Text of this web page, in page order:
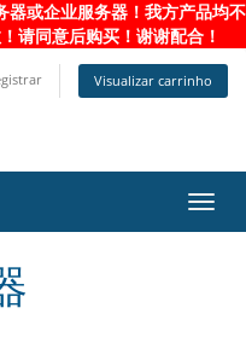
器或企业服务器！我方产品均不
请同意后购买！谢谢配合！
Visualizar carrinho